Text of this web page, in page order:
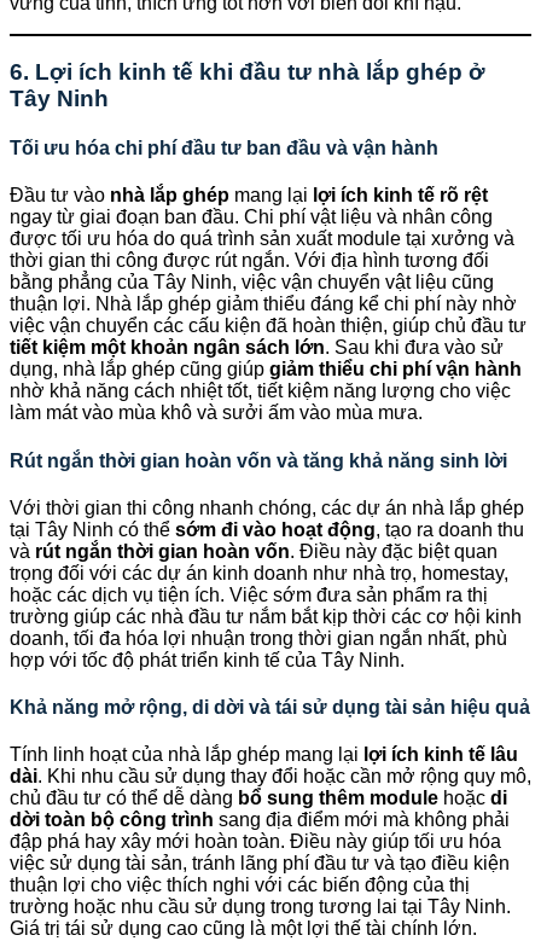
6. Lợi ích kinh tế khi đầu tư nhà lắp ghép ở
Tây Ninh
Tối ưu hóa chi phí đầu tư ban đầu và vận hành
Đầu tư vào nhà lắp ghép mang lại lợi ích kinh tế rõ rệt
ngay từ giai đoạn ban đầu. Chi phí vật liệu và nhân công
được tối ưu hóa do quá trình sản xuất module tại xưởng và
thời gian thi công được rút ngắn. Với địa hình tương đối
bằng phẳng của Tây Ninh, việc vận chuyển vật liệu cũng
thuận lợi. Nhà lắp ghép giảm thiểu đáng kể chi phí này nhờ
việc vận chuyển các cấu kiện đã hoàn thiện, giúp chủ đầu tư
tiết kiệm một khoản ngân sách lớn. Sau khi đưa vào sử
dụng, nhà lắp ghép cũng giúp giảm thiểu chi phí vận hành
nhờ khả năng cách nhiệt tốt, tiết kiệm năng lượng cho việc
làm mát vào mùa khô và sưởi ấm vào mùa mưa.
Rút ngắn thời gian hoàn vốn và tăng khả năng sinh lời
Với thời gian thi công nhanh chóng, các dự án nhà lắp ghép
tại Tây Ninh có thể sớm đi vào hoạt động, tạo ra doanh thu
và rút ngắn thời gian hoàn vốn. Điều này đặc biệt quan
trọng đối với các dự án kinh doanh như nhà trọ, homestay,
hoặc các dịch vụ tiện ích. Việc sớm đưa sản phẩm ra thị
trường giúp các nhà đầu tư nắm bắt kịp thời các cơ hội kinh
doanh, tối đa hóa lợi nhuận trong thời gian ngắn nhất, phù
hợp với tốc độ phát triển kinh tế của Tây Ninh.
Khả năng mở rộng, di dời và tái sử dụng tài sản hiệu quả
Tính linh hoạt của nhà lắp ghép mang lại lợi ích kinh tế lâu
dài. Khi nhu cầu sử dụng thay đổi hoặc cần mở rộng quy mô,
chủ đầu tư có thể dễ dàng bổ sung thêm module hoặc di
dời toàn bộ công trình sang địa điểm mới mà không phải
đập phá hay xây mới hoàn toàn. Điều này giúp tối ưu hóa
việc sử dụng tài sản, tránh lãng phí đầu tư và tạo điều kiện
thuận lợi cho việc thích nghi với các biến động của thị
trường hoặc nhu cầu sử dụng trong tương lai tại Tây Ninh.
Giá trị tái sử dụng cao cũng là một lợi thế tài chính lớn.